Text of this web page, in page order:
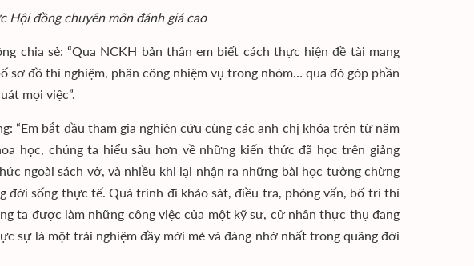
Hội đồng chuyên môn đánh giá cao
chia sẻ: “Qua NCKH bản thân em biết cách thực hiện đề tài mang
sơ đồ thí nghiệm, phân công nhiệm vụ trong nhóm… qua đó góp phần
mọi việc”.
“Em bắt đầu tham gia nghiên cứu cùng các anh chị khóa trên từ năm
học, chúng ta hiểu sâu hơn về những kiến thức đã học trên giảng
ngoài sách vở, và nhiều khi lại nhận ra những bài học tưởng chừng
đời sống thực tế. Quá trình đi khảo sát, điều tra, phỏng vấn, bố trí thí
ta được làm những công việc của một kỹ sư, cử nhân thực thụ đang
sự là một trải nghiệm đầy mới mẻ và đáng nhớ nhất trong quãng đời